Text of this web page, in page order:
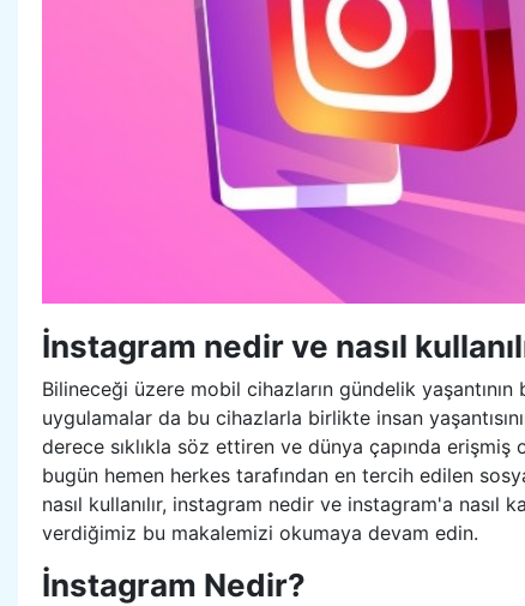
İnstagram nedir ve nasıl
Bilineceği üzere mobil cihazların gündelik
uygulamalar da bu cihazlarla birlikte insan
derece sıklıkla söz ettiren ve dünya çapında erişmiş
bugün hemen herkes tarafından en tercih edilen
nasıl kullanılır, instagram nedir ve instagram'a
verdiğimiz bu makalemizi okumaya devam edin.
İnstagram Nedir?